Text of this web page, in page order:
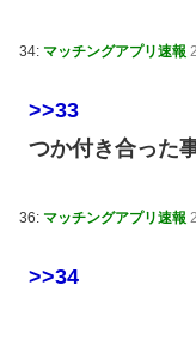
34: マッチングアプリ速報
>>33
つか付き合った
36: マッチングアプリ速報
>>34